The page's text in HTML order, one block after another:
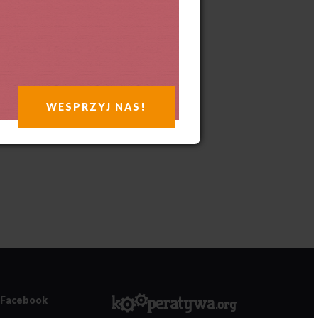
Facebook
WESPRZYJ NAS!